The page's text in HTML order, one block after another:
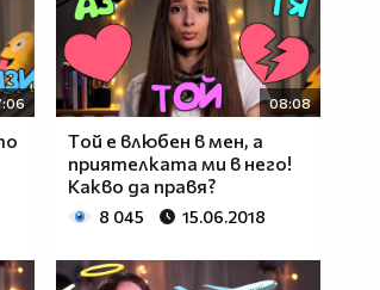
08:08
Tой е влюбен в мен, а
приятелката ми в него!
Какво да правя?
8 045 15.06.2018